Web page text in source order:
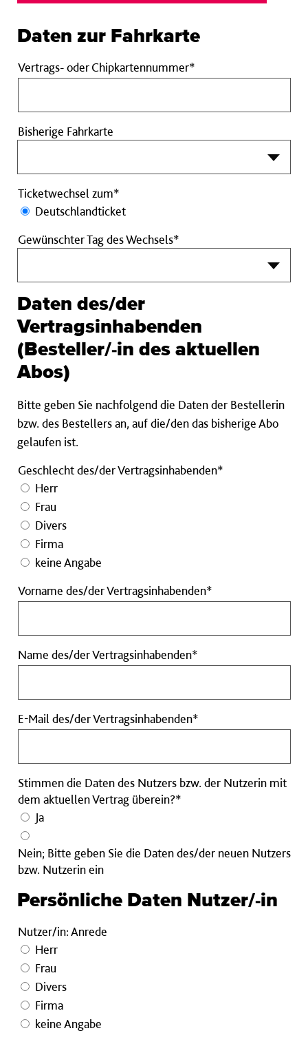
Daten zur Fahrkarte
Vertrags- oder Chipkartennummer*
oder
Pflichtfeld
Bisherige Fahrkarte
Ticketwechsel zum*
Deutschlandticket
Gewünschter Tag des Wechsels*
Daten des/der
Vertragsinhabenden
(Besteller/-in des aktuellen
Abos)
Bitte geben Sie nachfolgend die Daten der Bestellerin
bzw. des Bestellers an, auf die/den das bisherige Abo
gelaufen ist.
Geschlecht des/der Vertragsinhabenden*
Herr
Frau
Divers
Firma
keine Angabe
Vorname des/der Vertragsinhabenden*
des/der
Pflichtfeld
Name des/der Vertragsinhabenden*
des/der
Pflichtfeld
E-Mail des/der Vertragsinhabenden*
Mail
Vertragsinhabenden
Pflichtfeld
Stimmen die Daten des Nutzers bzw. der Nutzerin mit
dem aktuellen Vertrag überein?*
Ja
Nein; Bitte geben Sie die Daten des/der neuen Nutzers
bzw. Nutzerin ein
Persönliche Daten Nutzer/-in
Nutzer/in: Anrede
Herr
Frau
Divers
Firma
keine Angabe